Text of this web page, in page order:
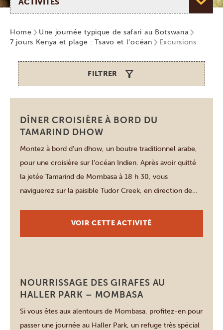
Home
Une journée typique de safari au Botswana
7 jours Kenya et plage : Tsavo et l’océan
Excursions
FILTRER
DÎNER CROISIÈRE À BORD DU
TAMARIND DHOW
Montez à bord d’un dhow, un boutre traditionnel arabe,
pour une croisière sur l’océan Indien. Après avoir quitté
la jetée Tamarind de Mombasa à 18 h 30, vous
naviguerez sur la paisible Tudor Creek, en direction de
vous sera servi, accompagné du fameux cocktail
VOIR CETTE ACTIVITÉ
Mombasa
NOURRISSAGE DES GIRAFES AU
HALLER PARK – MOMBASA
Si vous êtes aux alentours de Mombasa, profitez-en pour
passer une journée au Haller Park, un refuge très spécial